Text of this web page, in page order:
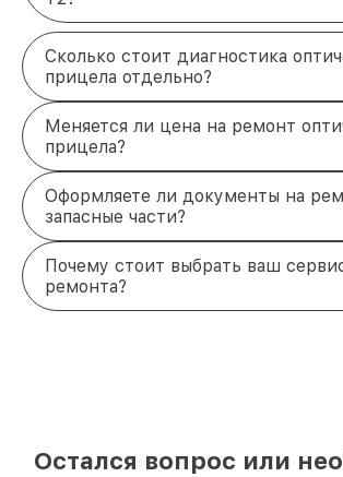
Сколько стоит диагностика
прицела отдельно?
Меняется ли цена на ремонт
прицела?
Оформляете ли документы на
запасные части?
Почему стоит выбрать ваш
ремонта?
Остался вопрос или